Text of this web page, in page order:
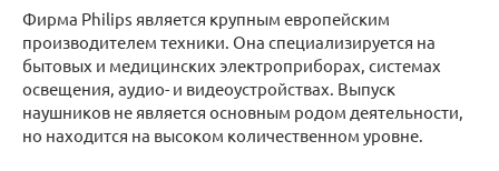
Фирма Philips является крупным европейским
производителем техники. Она специализируется на
бытовых и медицинских электроприборах, системах
освещения, аудио- и видеоустройствах. Выпуск
наушников не является основным родом деятельности,
но находится на высоком количественном уровне.